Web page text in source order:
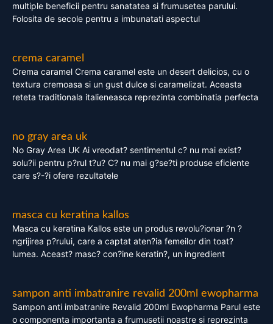
multiple beneficii pentru sanatatea si frumusetea parului.
Folosita de secole pentru a imbunatati aspectul
crema caramel
Crema caramel Crema caramel este un desert delicios, cu o
textura cremoasa si un gust dulce si caramelizat. Aceasta
reteta traditionala italieneasca reprezinta combinatia perfecta
no gray area uk
No Gray Area UK Ai vreodat? sentimentul c? nu mai exist?
solu?ii pentru p?rul t?u? C? nu mai g?se?ti produse eficiente
care s?-?i ofere rezultatele
masca cu keratina kallos
Masca cu keratina Kallos este un produs revolu?ionar ?n ?
ngrijirea p?rului, care a captat aten?ia femeilor din toat?
lumea. Aceast? masc? con?ine keratin?, un ingredient
sampon anti imbatranire revalid 200ml ewopharma
Sampon anti imbatranire Revalid 200ml Ewopharma Parul este
o componenta importanta a frumusetii noastre si reprezinta